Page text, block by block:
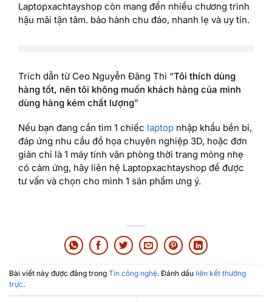
Laptopxachtayshop còn mang đến nhiều chương trình
hậu mãi tận tâm. bảo hành chu đáo, nhanh lẹ và uy tín.
Trích dẫn từ Ceo Nguyễn Đăng Thi “Tôi thích dùng
hàng tốt, nên tôi không muốn khách hàng của mình
dùng hàng kém chất lượng”
Nếu bạn đang cần tìm 1 chiếc laptop nhập khẩu bền bỉ,
đáp ứng nhu cầu đồ họa chuyên nghiệp 3D, hoặc đơn
giản chỉ là 1 máy tính văn phòng thời trang mỏng nhẹ
có cảm ứng, hãy liên hệ Laptopxachtayshop để được
tư vấn và chọn cho mình 1 sản phẩm ưng ý.
Bài viết này được đăng trong Tin công nghệ. Đánh dấu liên kết thường
trực.